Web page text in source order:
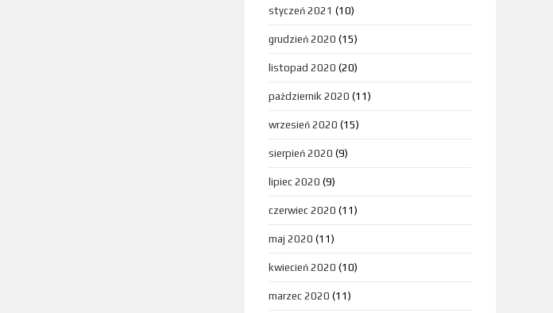
styczeń 2021 (10)
grudzień 2020 (15)
listopad 2020 (20)
październik 2020 (11)
wrzesień 2020 (15)
sierpień 2020 (9)
lipiec 2020 (9)
czerwiec 2020 (11)
maj 2020 (11)
kwiecień 2020 (10)
marzec 2020 (11)